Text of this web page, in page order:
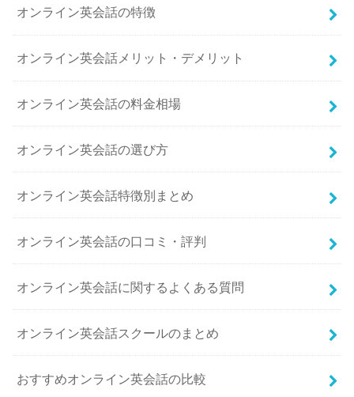
オンライン英会話の特徴
オンライン英会話メリット・デメリット
オンライン英会話の料金相場
オンライン英会話の選び方
オンライン英会話特徴別まとめ
オンライン英会話の口コミ・評判
オンライン英会話に関するよくある質問
オンライン英会話スクールのまとめ
おすすめオンライン英会話の比較